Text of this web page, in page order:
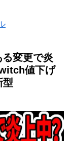
る変更で炎
値下げ
型